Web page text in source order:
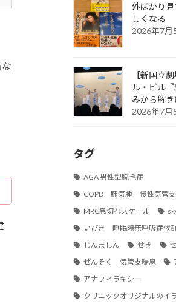
外ばかり
しくなる
2026年7月
【新国立
ル・ビル
みから解き
2026年7月
タグ
AGA 男性型脱毛症
COPD 肺気腫 慢性気管
MRC息切れスケール
いびき 睡眠時無呼吸症候
じんましん
せき
ぜんそく 気管支喘息
アナフィラキシー
クリニックオリジナルのイ